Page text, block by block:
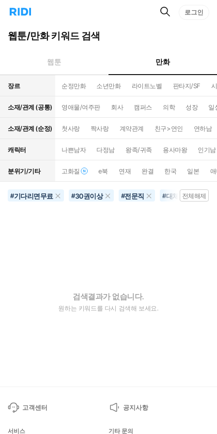
리
홈
으
턴
트
검
로그인
웹툰/만화 키워드 검색
웹툰 만화
장르 순정만화 소년만화 라이트노벨 판타지/SF
소재/관계 (공통) 영애물/여주판 회사 캠퍼스 의학 성장 일
소재/관계 (순정) 첫사랑 짝사랑 계약관계 친구>연인 연하남
캐릭터 나쁜남자 다정남 왕족/귀족 용사마왕 인기남
분위기/기타 고화질 e북 연재 완결 한국 일본
#기다리면무료 #30권이상 #전문직 #대체역사전체해제
검색결과가 없습니다.
원하는 키워드를 다시 검색해 보세요.
고객센터 공지사항
서비스 기타 문의